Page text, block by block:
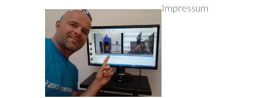
Impressum